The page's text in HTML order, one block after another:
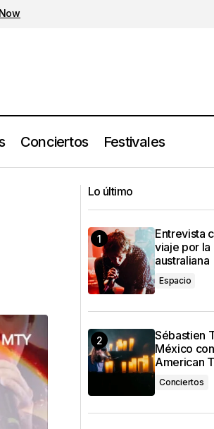
Conciertos Festivales
cumpliendo lo que dije un
par de meses atrás
Lo último
Entrevista
viaje por la
australiana
Espacio
Sébastien
México
American
Conciertos